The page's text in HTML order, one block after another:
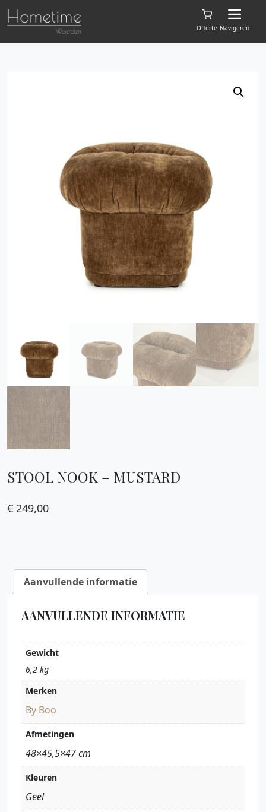
Offerte Navigeren
STOOL NOOK – MUSTARD
€ 249,00
Aanvullende informatie
AANVULLENDE INFORMATIE
Gewicht
6,2 kg
Merken
By Boo
Afmetingen
48×45,5×47 cm
Kleuren
Geel